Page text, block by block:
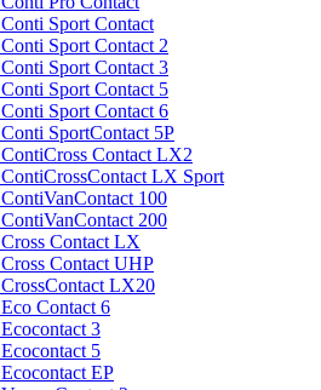
Sport Contact
Sport Contact 2
Sport Contact 3
Sport Contact 5
Sport Contact 6
SportContact 5P
Contact LX2
LX Sport
100
200
Contact LX
Contact UHP
LX20
Contact 6
3
5
EP